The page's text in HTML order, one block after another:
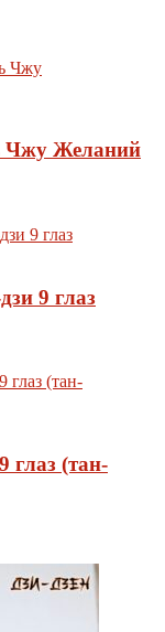
Чжу Желаний
9 глаз
₽
глаз (тан-